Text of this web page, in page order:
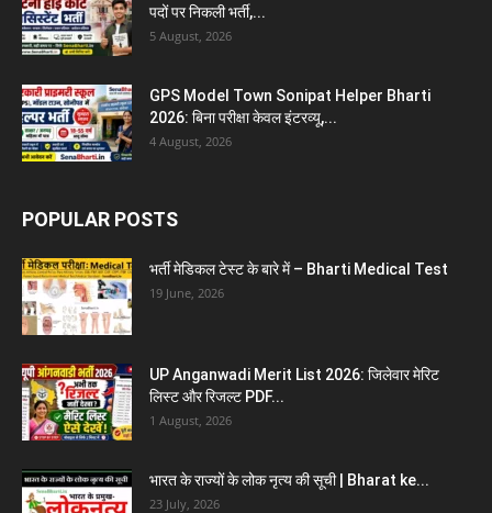
पदों पर निकली भर्ती,...
5 August, 2026
GPS Model Town Sonipat Helper Bharti
2026: बिना परीक्षा केवल इंटरव्यू,...
4 August, 2026
POPULAR POSTS
भर्ती मेडिकल टेस्ट के बारे में – Bharti Medical Test
19 June, 2026
UP Anganwadi Merit List 2026: जिलेवार मेरिट
लिस्ट और रिजल्ट PDF...
1 August, 2026
भारत के राज्यों के लोक नृत्य की सूची | Bharat ke...
23 July, 2026